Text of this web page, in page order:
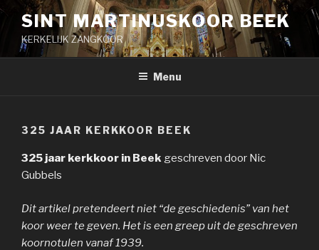
Naar
inhoud
springen
SINT MARTINUSKOOR BEEK
KERKELIJK ZANGKOOR
Menu
325 JAAR KERKKOOR BEEK
325 jaar kerkkoor in Beek geschreven door Nic
Gubbels
Dit artikel pretendeert niet “de geschiedenis” van het
koor weer te geven. Het is een greep uit de geschreven
koornotulen vanaf 1939.